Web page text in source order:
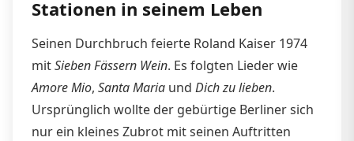
Stationen in seinem Leben
Seinen Durchbruch feierte Roland Kaiser 1974
mitSieben Fässern Wein. Es folgten Lieder wie
Amore Mio, Santa Maria und Dich zu lieben.
Ursprünglich wollte der gebürtige Berliner sich
nur ein kleines Zubrot mit seinen Auftritten